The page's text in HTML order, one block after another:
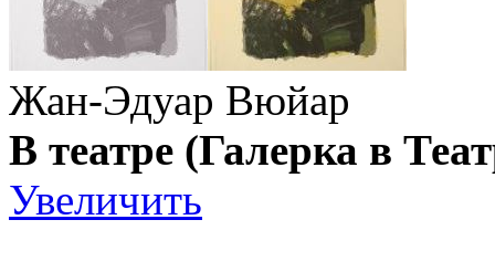
Жан-Эдуар Вюйар
В театре (Галерка в
Увеличить